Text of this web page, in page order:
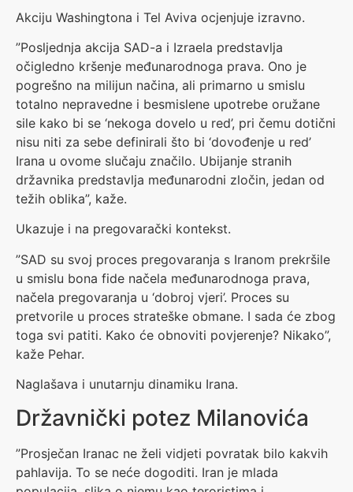
Akciju Washingtona i Tel Aviva ocjenjuje izravno.
”Posljednja akcija SAD-a i Izraela predstavlja
očigledno kršenje međunarodnoga prava. Ono je
pogrešno na milijun načina, ali primarno u smislu
totalno nepravedne i besmislene upotrebe oružane
sile kako bi se ‘nekoga dovelo u red’, pri čemu dotični
nisu niti za sebe definirali što bi ‘dovođenje u red’
Irana u ovome slučaju značilo. Ubijanje stranih
državnika predstavlja međunarodni zločin, jedan od
težih oblika”, kaže.
Ukazuje i na pregovarački kontekst.
”SAD su svoj proces pregovaranja s Iranom prekršile
u smislu bona fide načela međunarodnoga prava,
načela pregovaranja u ‘dobroj vjeri’. Proces su
pretvorile u proces strateške obmane. I sada će zbog
toga svi patiti. Kako će obnoviti povjerenje? Nikako”,
kaže Pehar.
Naglašava i unutarnju dinamiku Irana.
Državnički potez Milanovića
”Prosječan Iranac ne želi vidjeti povratak bilo kakvih
pahlavija. To se neće dogoditi. Iran je mlada